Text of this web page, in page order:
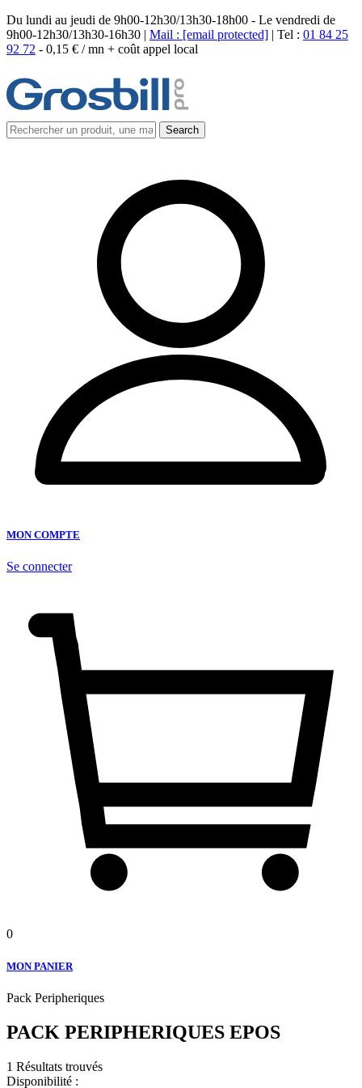
Du lundi au jeudi de 9h00-12h30/13h30-18h00 - Le vendredi de
9h00-12h30/13h30-16h30 | Mail : [email protected] | Tel : 01 84 25
92 72 - 0,15 € / mn + coût appel local
MON COMPTE
Se connecter
0
MON PANIER
Pack Peripheriques
PACK PERIPHERIQUES EPOS
1 Résultats trouvés
Disponibilité :